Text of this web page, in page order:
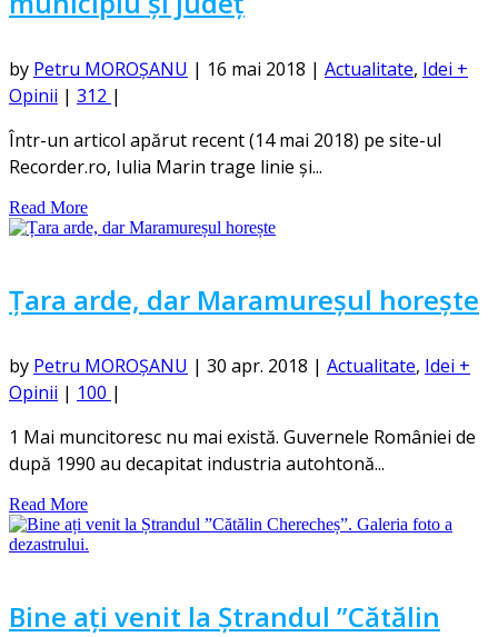
by Petru MOROȘANU | 16 mai 2018 | Actualitate, Idei +
Opinii | 312 |
Într-un articol apărut recent (14 mai 2018) pe site-ul
Recorder.ro, Iulia Marin trage linie și...
Read More
Țara arde, dar Maramureșul horește
by Petru MOROȘANU | 30 apr. 2018 | Actualitate, Idei +
Opinii | 100 |
1 Mai muncitoresc nu mai există. Guvernele României de
după 1990 au decapitat industria autohtonă...
Read More
Bine ați venit la Ștrandul ”Cătălin